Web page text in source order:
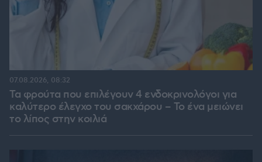
Τα φρούτα που επιλέγουν 4 ενδοκρινολόγοι για
καλύτερο έλεγχο του σακχάρου – Το ένα μειώνει
το λίπος στην κοιλιά
07.08.2026, 08:32